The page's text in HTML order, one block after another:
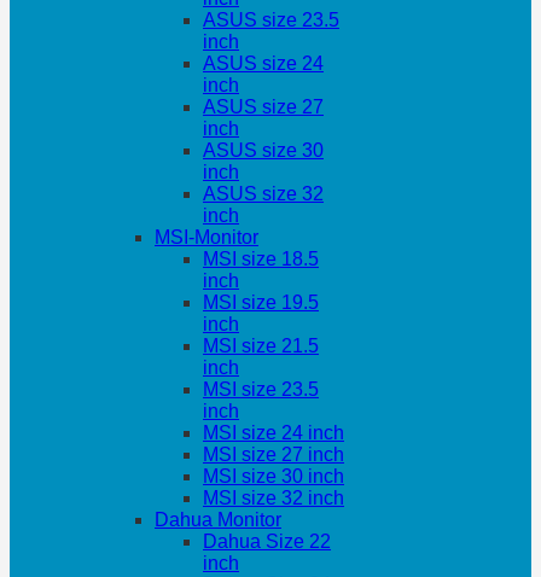
ASUS size 23.5
inch
ASUS size 24
inch
ASUS size 27
inch
ASUS size 30
inch
ASUS size 32
inch
MSI-Monitor
MSI size 18.5
inch
MSI size 19.5
inch
MSI size 21.5
inch
MSI size 23.5
inch
MSI size 24 inch
MSI size 27 inch
MSI size 30 inch
MSI size 32 inch
Dahua Monitor
Dahua Size 22
inch